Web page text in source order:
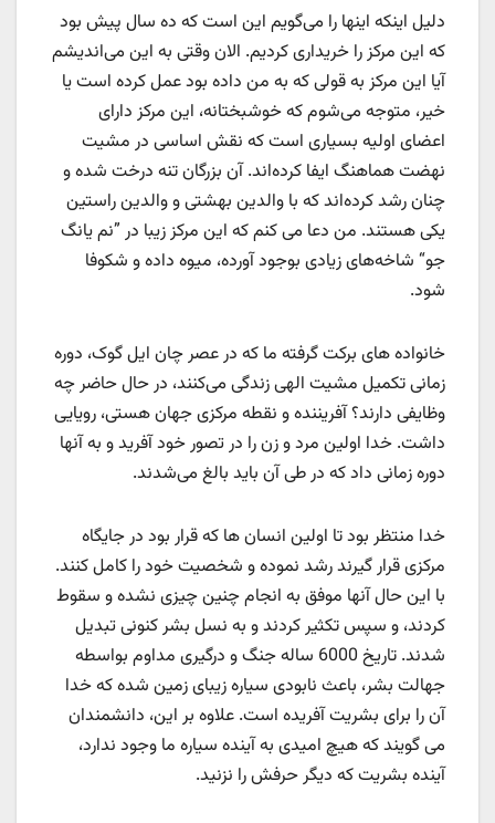
دلیل اینکه اینها را می‌گویم این است که ده سال پیش بود
که این مرکز را خریداری کردیم. الان وقتی به این می‌اندیشم
آیا این مرکز به قولی که به من داده بود عمل کرده است یا
خیر، متوجه می‌شوم که خوشبختانه، این مرکز دارای
اعضای اولیه بسیاری است که نقش اساسی در مشیت
نهضت هماهنگ ایفا کرده‌اند. آن بزرگان تنه درخت شده و
چنان رشد کرده‌اند که با والدین بهشتی و والدین راستین
یکی هستند. من دعا می کنم که این مرکز زیبا در ”نم یانگ
جو“ شاخه‌های زیادی بوجود آورده، میوه داده و شکوفا
شود.
خانواده های برکت گرفته ما که در عصر چان ایل گوک، دوره
زمانی تکمیل مشیت الهی زندگی می‌کنند، در حال حاضر چه
وظایفی دارند؟ آفریننده و نقطه مرکزی جهان هستی، رویایی
داشت. خدا اولین مرد و زن را در تصور خود آفرید و به آنها
دوره زمانی داد که در طی آن باید بالغ می‌شدند.
خدا منتظر بود تا اولین انسان ها که قرار بود در جایگاه
مرکزی قرار گیرند رشد نموده و شخصیت خود را کامل کنند.
با این حال آنها موفق به انجام چنین چیزی نشده و سقوط
کردند، و سپس تکثیر کردند و به نسل بشر کنونی تبدیل
شدند. تاریخ 6000 ساله جنگ و درگیری مداوم بواسطه
جهالت بشر، باعث نابودی سیاره زیبای زمین شده که خدا
آن را برای بشریت آفریده است. علاوه بر این، دانشمندان
می گویند که هیچ امیدی به آینده سیاره ما وجود ندارد،
آینده بشریت که دیگر حرفش را نزنید.